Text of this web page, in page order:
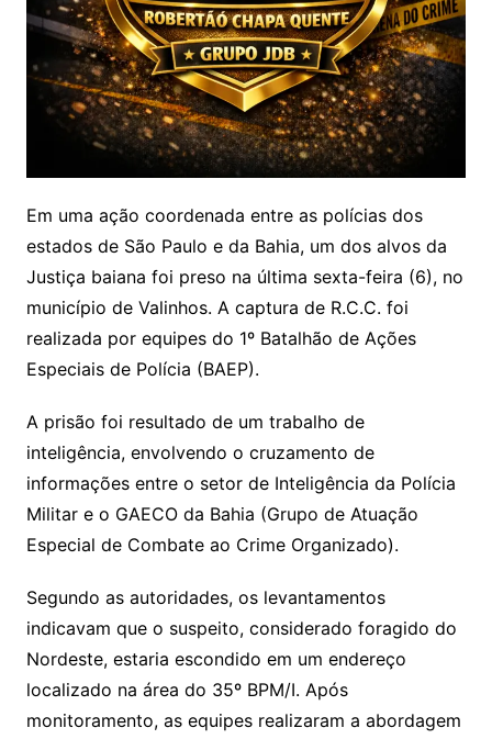
Em uma ação coordenada entre as polícias dos
estados de São Paulo e da Bahia, um dos alvos da
Justiça baiana foi preso na última sexta-feira (6), no
município de Valinhos. A captura de R.C.C. foi
realizada por equipes do 1º Batalhão de Ações
Especiais de Polícia (BAEP).
A prisão foi resultado de um trabalho de
inteligência, envolvendo o cruzamento de
informações entre o setor de Inteligência da Polícia
Militar e o GAECO da Bahia (Grupo de Atuação
Especial de Combate ao Crime Organizado).
Segundo as autoridades, os levantamentos
indicavam que o suspeito, considerado foragido do
Nordeste, estaria escondido em um endereço
localizado na área do 35º BPM/I. Após
monitoramento, as equipes realizaram a abordagem